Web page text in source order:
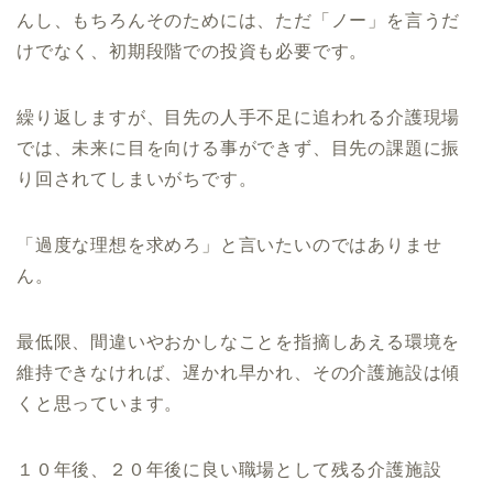
んし、もちろんそのためには、ただ「ノー」を言うだ
けでなく、初期段階での投資も必要です。
繰り返しますが、目先の人手不足に追われる介護現場
では、未来に目を向ける事ができず、目先の課題に振
り回されてしまいがちです。
「過度な理想を求めろ」と言いたいのではありませ
ん。
最低限、間違いやおかしなことを指摘しあえる環境を
維持できなければ、遅かれ早かれ、その介護施設は傾
くと思っています。
１０年後、２０年後に良い職場として残る介護施設